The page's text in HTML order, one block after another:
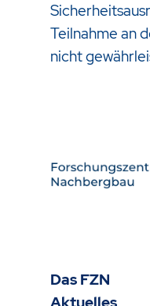
Teilnahme an
nicht
Das FZN